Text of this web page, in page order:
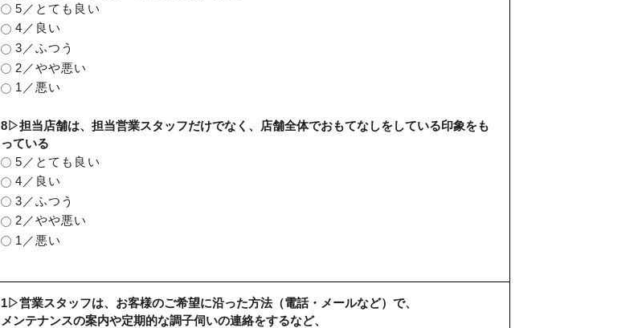
5／とても良い
4／良い
3／ふつう
2／やや悪い
1／悪い
8▷担当店舗は、担当営業スタッフだけでなく、店舗全体でおもてなしをしている印象をも
っている
5／とても良い
4／良い
3／ふつう
2／やや悪い
1／悪い
1▷営業スタッフは、お客様のご希望に沿った方法（電話・メールなど）で、
メンテナンスの案内や定期的な調子伺いの連絡をするなど、